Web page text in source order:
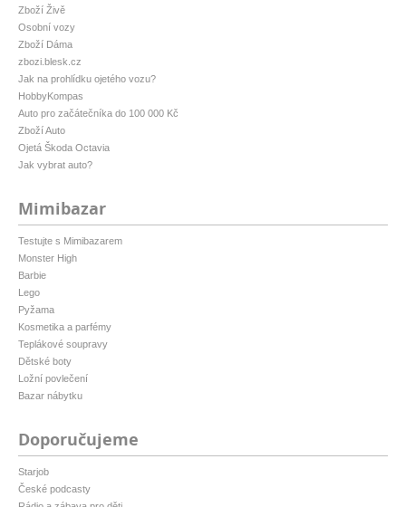
Zboží Živě
Osobní vozy
Zboží Dáma
zbozi.blesk.cz
Jak na prohlídku ojetého vozu?
HobbyKompas
Auto pro začátečníka do 100 000 Kč
Zboží Auto
Ojetá Škoda Octavia
Jak vybrat auto?
Mimibazar
Testujte s Mimibazarem
Monster High
Barbie
Lego
Pyžama
Kosmetika a parfémy
Teplákové soupravy
Dětské boty
Ložní povlečení
Bazar nábytku
Doporučujeme
Starjob
České podcasty